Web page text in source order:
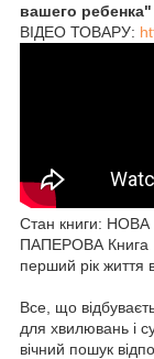
вашего
ВІДЕО ТОВАРУ:
Стан книги:
ПАПЕРОВА Книга
перший рік життя
Все, що
для хвилювань і
вічний пошук